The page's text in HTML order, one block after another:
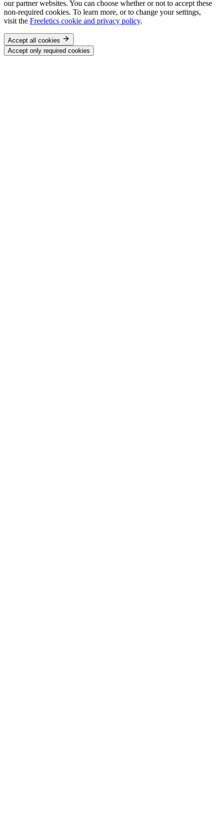
our partner websites. You can choose whether or not to accept these
non-required cookies. To learn more, or to change your settings,
visit the Freeletics cookie and privacy policy.
Accept all cookies
Accept only required cookies